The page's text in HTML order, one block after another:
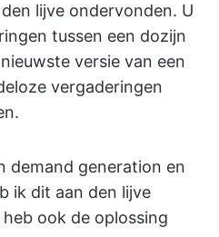
lijve ondervonden. U
tussen een dozijn
versie van een
vergaderingen
demand generation en
ik dit aan den lijve
ook de oplossing